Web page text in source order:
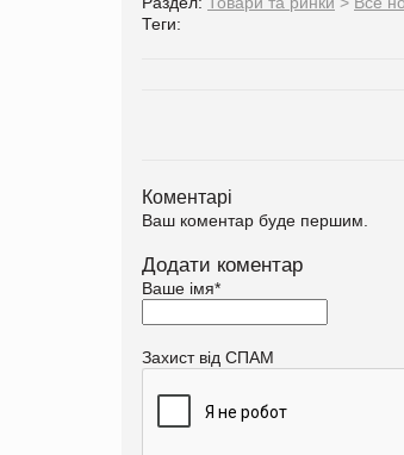
Теги:
Коментарі
Ваш коментар буде першим.
Додати коментар
Ваше імя*
Захист від СПАМ